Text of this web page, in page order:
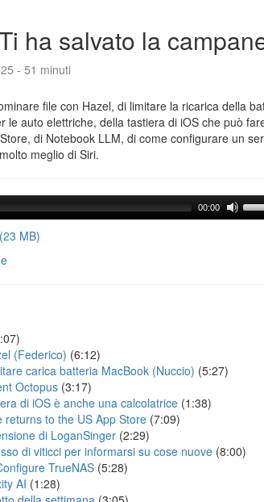
ha salvato la
- 51 minuti
file con Hazel, di limitare la ricarica della
le auto elettriche, della tastiera di iOS che può
di Notebook LLM, di come configurare un
meglio di Siri.
00:00
MB)
(Federico) (6:12)
carica batteria MacBook (Nuccio) (5:27)
Octopus (3:17)
di iOS è anche una calcolatrice (1:38)
returns to the US App Store (7:09)
di LoganSinger (2:29)
di viticci per informarsi su cose nuove (8:00)
TrueNAS (5:28)
AI (1:28)